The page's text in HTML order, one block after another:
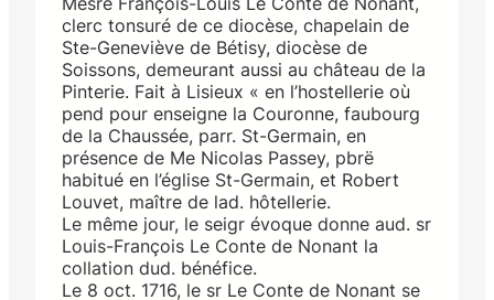
clerc tonsuré de ce diocèse, chapelain de
Ste-Geneviève de Bétisy, diocèse de
Soissons, demeurant aussi au château de la
Pinterie. Fait à Lisieux « en l’hostellerie où
pend pour enseigne la Couronne, faubourg
de la Chaussée, parr. St-Germain, en
présence de Me Nicolas Passey, pbrë
habitué en l’église St-Germain, et Robert
Louvet, maître de lad. hôtellerie.
Le même jour, le seigr évoque donne aud. sr
Louis-François Le Conte de Nonant la
collation dud. bénéfice.
Le 8 oct. 1716, le sr Le Conte de Nonant se